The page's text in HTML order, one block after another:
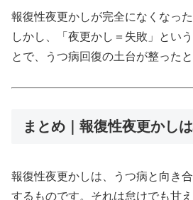
報復性夜更かしが完全になくなっ
しかし、「夜更かし＝失敗」とい
とで、うつ病回復の土台が整ったと
まとめ｜報復性夜更かし
報復性夜更かしは、うつ病と向き
するものです。それは怠けでも甘